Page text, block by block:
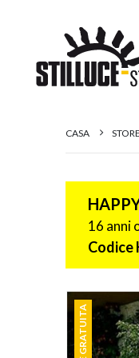
CASA STORE
16 anni
Codice